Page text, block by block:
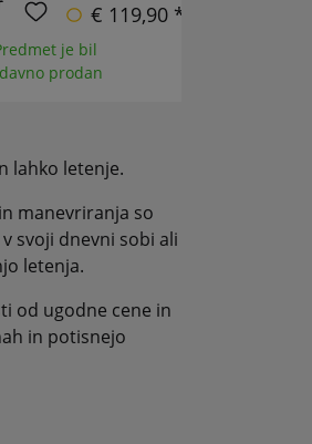
€ 119,90 *
je bil
prodan
lahko letenje.
manevriranja so
svoji dnevni sobi ali
letenja.
od ugodne cene in
in potisnejo